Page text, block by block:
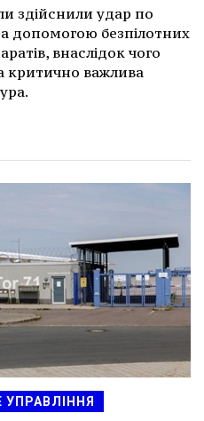
здійснили удар по
допомогою безпілотних
внаслідок чого
критично важлива